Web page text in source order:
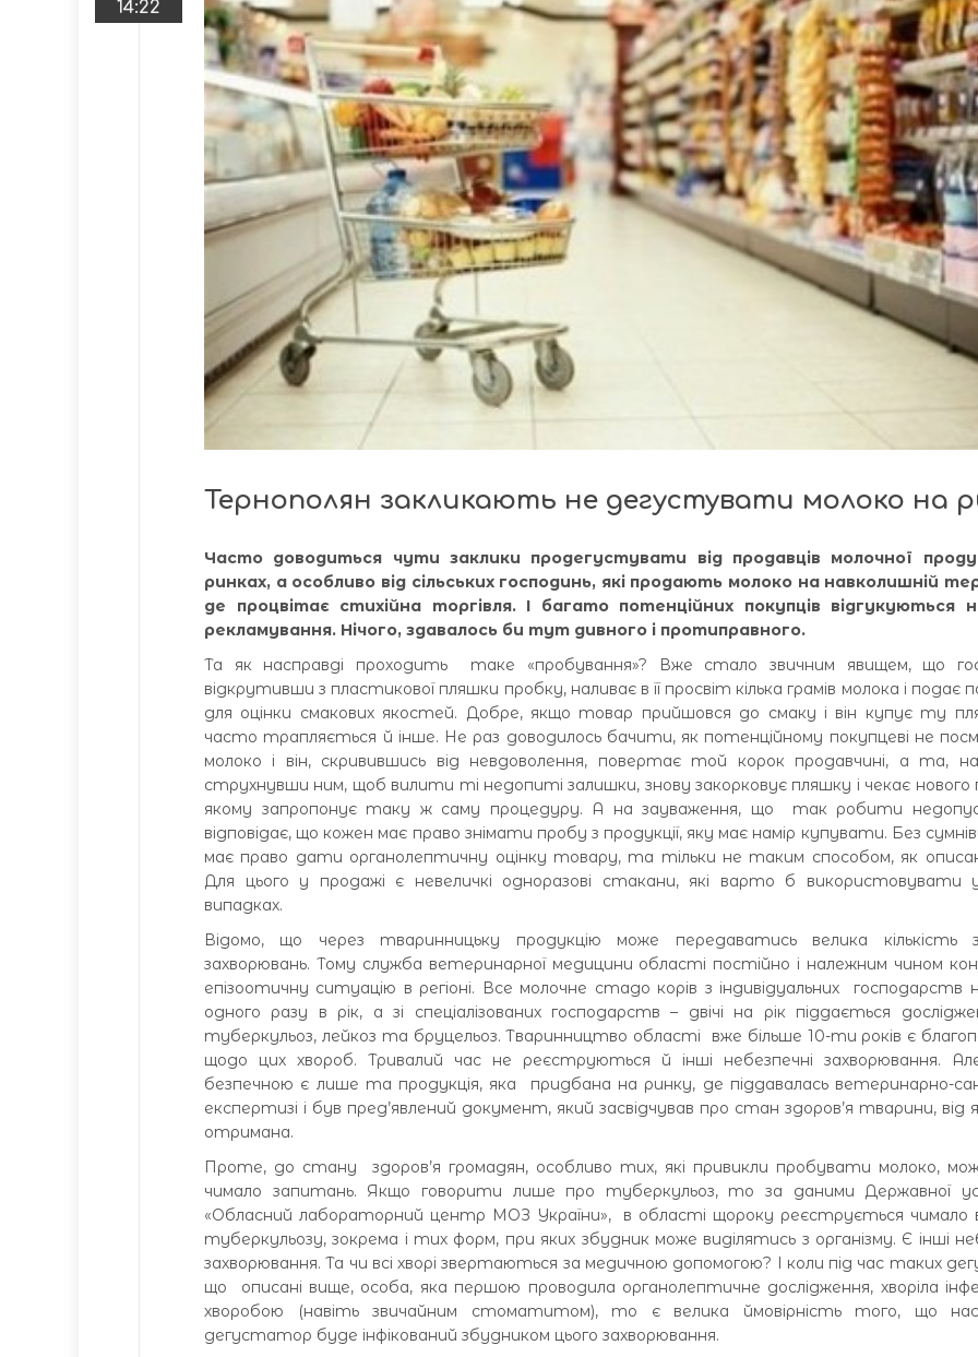
14:22
Тернополян закликають не дегустувати молоко на
Часто доводиться чути заклики продегустувати від продавців молочної
ринках, а особливо від сільських господинь, які продають молоко на навколишній
де процвітає стихійна торгівля. І багато потенційних покупців відгукуються
рекламування. Нічого, здавалось би тут дивного і протиправного.
Та як насправді проходить таке «пробування»? Вже стало звичним явищем, що
відкрутивши з пластикової пляшки пробку, наливає в її просвіт кілька грамів молока і подає
для оцінки смакових якостей. Добре, якщо товар прийшовся до смаку і він купує ту
часто трапляється й інше. Не раз доводилось бачити, як потенційному покупцеві не
молоко і він, скривившись від невдоволення, повертає той корок продавчині, а та,
струхнувши ним, щоб вилити ті недопиті залишки, знову закорковує пляшку і чекає нового
якому запропонує таку ж саму процедуру. А на зауваження, що так робити
відповідає, що кожен має право знімати пробу з продукції, яку має намір купувати. Без
має право дати органолептичну оцінку товару, та тільки не таким способом, як
Для цього у продажі є невеличкі одноразові стакани, які варто б використовувати
випадках.
Відомо, що через тваринницьку продукцію може передаватись велика кількість
захворювань. Тому служба ветеринарної медицини області постійно і належним чином
епізоотичну ситуацію в регіоні. Все молочне стадо корів з індивідуальних господарств
одного разу в рік, а зі спеціалізованих господарств – двічі на рік піддається
туберкульоз, лейкоз та бруцельоз. Тваринництво області вже більше 10-ти років є
щодо цих хвороб. Тривалий час не реєструються й інші небезпечні захворювання.
безпечною є лише та продукція, яка придбана на ринку, де піддавалась ветеринарно-
експертизі і був пред’явлений документ, який засвідчував про стан здоров’я тварини, від
отримана.
Проте, до стану здоров’я громадян, особливо тих, які привикли пробувати молоко,
чимало запитань. Якщо говорити лише про туберкульоз, то за даними Державної
«Обласний лабораторний центр МОЗ України», в області щороку реєструється чимало
туберкульозу, зокрема і тих форм, при яких збудник може виділятись з організму. Є інші
захворювання. Та чи всі хворі звертаються за медичною допомогою? І коли під час таких
що описані вище, особа, яка першою проводила органолептичне дослідження, хворіла
хворобою (навіть звичайним стоматитом), то є велика ймовірність того, що
дегустатор буде інфікований збудником цього захворювання.